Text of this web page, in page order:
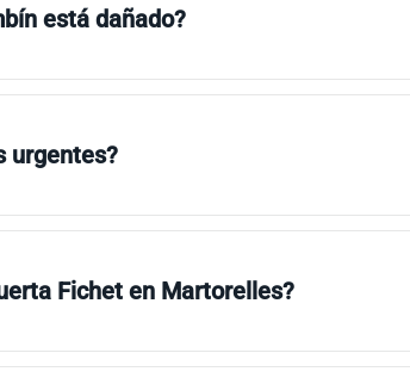
está dañado?
urgentes?
Fichet en Martorelles?